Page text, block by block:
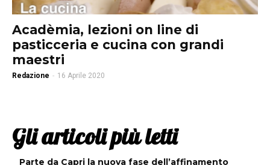
Acadèmia, lezioni on line di
pasticceria e cucina con grandi
maestri
Redazione - 16 Aprile 2020
Gli articoli più letti
Parte da Capri la nuova fase dell’affinamento